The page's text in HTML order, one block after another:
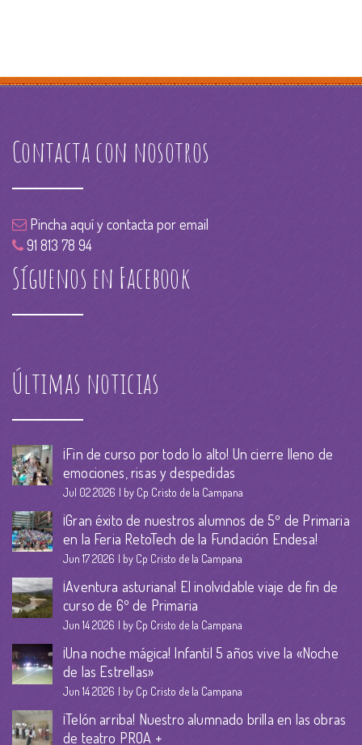
Contacta con nosotros
Pincha aquí y contacta por email
91 813 78 94
Síguenos en Facebook
Últimas noticias
¡Fin de curso por todo lo alto! Un cierre lleno de
emociones, risas y despedidas
Jul 02 2026 by Cp Cristo de la Campana
¡Gran éxito de nuestros alumnos de 5º de Primaria
en la Feria RetoTech de la Fundación Endesa!
Jun 17 2026 by Cp Cristo de la Campana
¡Aventura asturiana! El inolvidable viaje de fin de
curso de 6º de Primaria
Jun 14 2026 by Cp Cristo de la Campana
¡Una noche mágica! Infantil 5 años vive la «Noche
de las Estrellas»
Jun 14 2026 by Cp Cristo de la Campana
¡Telón arriba! Nuestro alumnado brilla en las obras
de teatro PROA +